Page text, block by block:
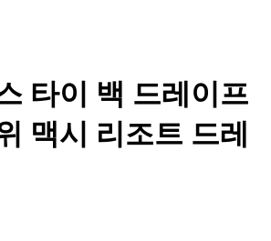
타이 백 드레이프
맥시 리조트 드레